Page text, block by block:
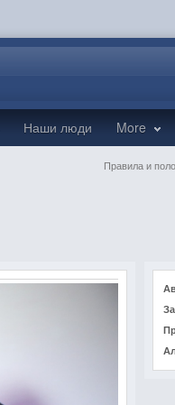
Наши люди More
Правила и